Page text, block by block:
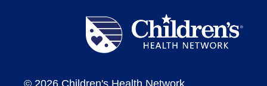
© 2026 Children's Health Network